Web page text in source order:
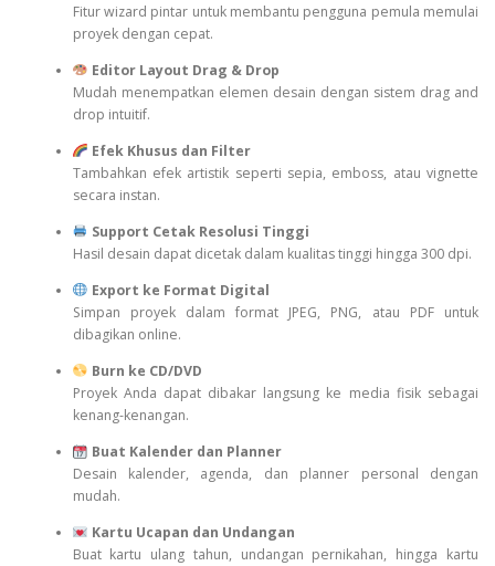
Fitur wizard pintar untuk membantu pengguna pemula memulai
proyek dengan cepat.
Editor Layout Drag & Drop
Mudah menempatkan elemen desain dengan sistem drag and
drop intuitif.
Efek Khusus dan Filter
Tambahkan efek artistik seperti sepia, emboss, atau vignette
secara instan.
Support Cetak Resolusi Tinggi
Hasil desain dapat dicetak dalam kualitas tinggi hingga 300 dpi.
Export ke Format Digital
Simpan proyek dalam format JPEG, PNG, atau PDF untuk
dibagikan online.
Burn ke CD/DVD
Proyek Anda dapat dibakar langsung ke media fisik sebagai
kenang-kenangan.
Buat Kalender dan Planner
Desain kalender, agenda, dan planner personal dengan
mudah.
Kartu Ucapan dan Undangan
Buat kartu ulang tahun, undangan pernikahan, hingga kartu